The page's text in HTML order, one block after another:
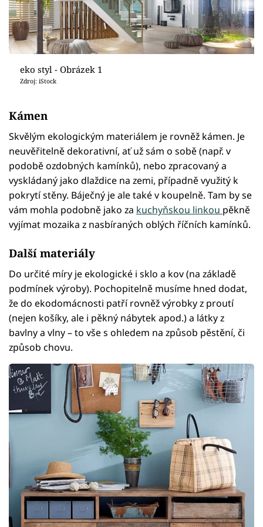
eko styl - Obrázek 1
Zdroj: iStock
Kámen
Skvělým ekologickým materiálem je rovněž kámen. Je
neuvěřitelně dekorativní, ať už sám o sobě (např. v
podobě ozdobných kamínků), nebo zpracovaný a
vyskládaný jako dlaždice na zemi, případně využitý k
pokrytí stěny. Báječný je ale také v koupelně. Tam by se
vám mohla podobně jako za kuchyňskou linkou pěkně
vyjímat mozaika z nasbíraných oblých říčních kamínků.
Další materiály
Do určité míry je ekologické i sklo a kov (na základě
podmínek výroby). Pochopitelně musíme hned dodat,
že do ekodomácnosti patří rovněž výrobky z proutí
(nejen košíky, ale i pěkný nábytek apod.) a látky z
bavlny a vlny – to vše s ohledem na způsob pěstění, či
způsob chovu.